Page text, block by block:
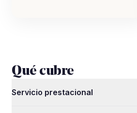
Qué cubre
Servicio prestacional